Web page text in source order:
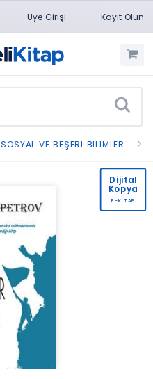
Üye Girişi Kayıt Olun
SOSYAL VE BEŞERI BILIMLER
Dijital
Kopya
E-KİTAP